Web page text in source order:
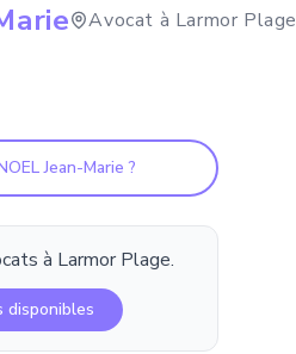
Avocat à Larmor Plage
Jean-Marie ?
à Larmor Plage.
disponibles